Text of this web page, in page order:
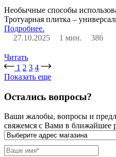
Необычные способы
Тротуарная плитка –
Подробнее.
27.10.2025
1 мин. 386
Читать
1 2 3 4
Показать еще
Остались вопросы?
Ваши жалобы, вопросы и
свяжемся с Вами в ближайшее